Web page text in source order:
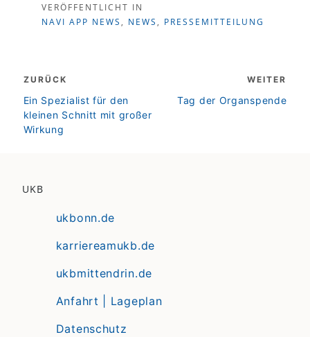
VERÖFFENTLICHT IN
NAVI APP NEWS , NEWS , PRESSEMITTEILUNG
ZURÜCK
zurück
Ein Spezialist für den
kleinen Schnitt mit großer
Wirkung
WEITER
weiter
Tag der Organspende
UKB
ukbonn.de
karriereamukb.de
ukbmittendrin.de
Anfahrt | Lageplan
Datenschutz